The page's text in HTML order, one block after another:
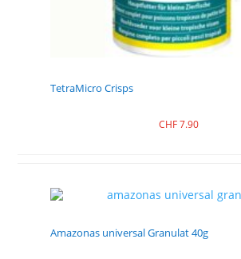
TetraMicro Crisps
CHF7.90
Amazonas universal Granulat 40g